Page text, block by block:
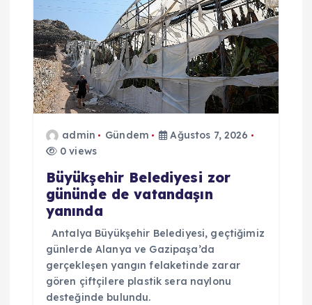
n
m
e
admin Gündem
Ağustos 7, 2026
0 views
Büyükşehir Belediyesi zor
gününde de vatandaşın
yanında
Antalya Büyükşehir Belediyesi, geçtiğimiz
günlerde Alanya ve Gazipaşa’da
gerçekleşen yangın felaketinde zarar
gören çiftçilere plastik sera naylonu
desteğinde bulundu.